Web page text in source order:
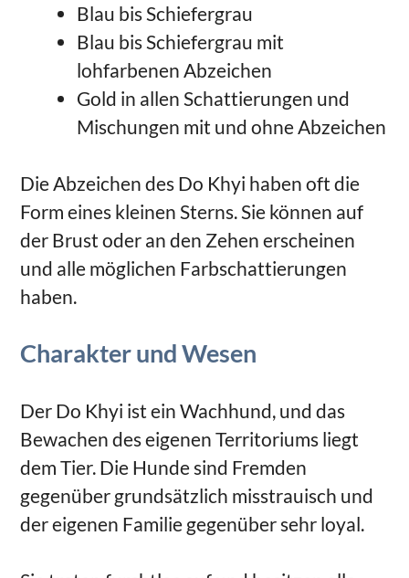
Blau bis Schiefergrau
Blau bis Schiefergrau mit
lohfarbenen Abzeichen
Gold in allen Schattierungen und
Mischungen mit und ohne Abzeichen
Die Abzeichen des Do Khyi haben oft die
Form eines kleinen Sterns. Sie können auf
der Brust oder an den Zehen erscheinen
und alle möglichen Farbschattierungen
haben.
Charakter und Wesen
Der Do Khyi ist ein Wachhund, und das
Bewachen des eigenen Territoriums liegt
dem Tier. Die Hunde sind Fremden
gegenüber grundsätzlich misstrauisch und
der eigenen Familie gegenüber sehr loyal.